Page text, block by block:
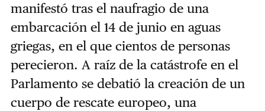
manifestó tras el naufragio de una
embarcación el 14 de junio en aguas
griegas, en el que cientos de personas
perecieron. A raíz de la catástrofe en el
Parlamento se debatió la creación de un
cuerpo de rescate europeo, una